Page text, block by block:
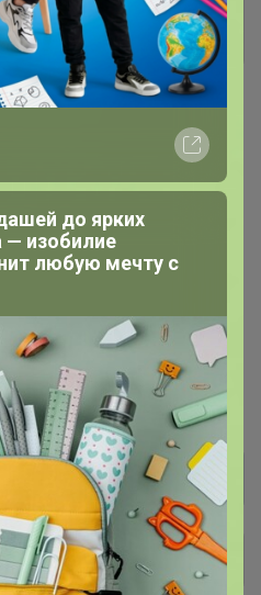
выкупов
нюр@
нюр@
KATHARINA KROSS™
до ярких
— изобилие
любую мечту с